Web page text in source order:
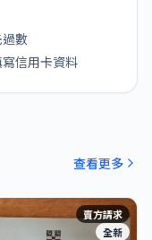
數
信用卡資料
查看更多
賣方請求
全新